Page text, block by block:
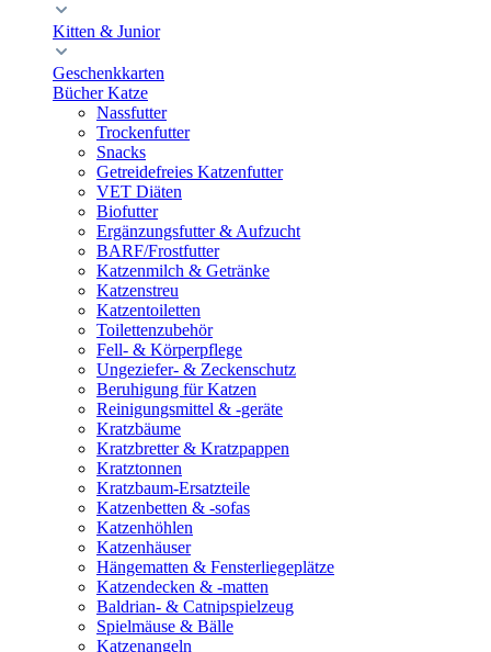
Kitten & Junior
Geschenkkarten
Bücher Katze
Nassfutter
Trockenfutter
Snacks
Getreidefreies Katzenfutter
VET Diäten
Biofutter
Ergänzungsfutter & Aufzucht
BARF/Frostfutter
Katzenmilch & Getränke
Katzenstreu
Katzentoiletten
Toilettenzubehör
Fell- & Körperpflege
Ungeziefer- & Zeckenschutz
Beruhigung für Katzen
Reinigungsmittel & -geräte
Kratzbäume
Kratzbretter & Kratzpappen
Kratztonnen
Kratzbaum-Ersatzteile
Katzenbetten & -sofas
Katzenhöhlen
Katzenhäuser
Hängematten & Fensterliegeplätze
Katzendecken & -matten
Baldrian- & Catnipspielzeug
Spielmäuse & Bälle
Katzenangeln